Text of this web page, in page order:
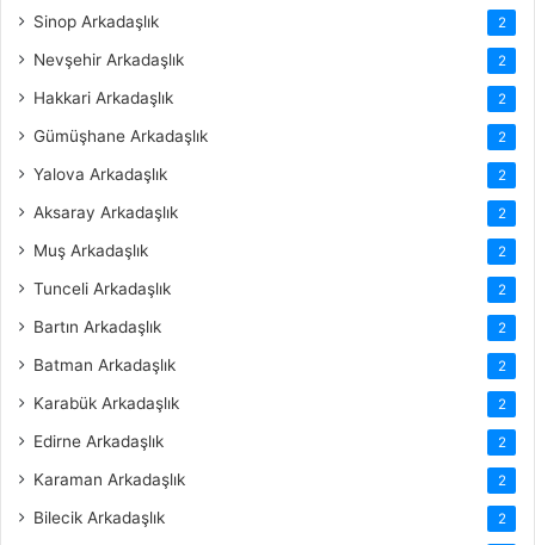
Sinop Arkadaşlık 2
Nevşehir Arkadaşlık 2
Hakkari Arkadaşlık 2
Gümüşhane Arkadaşlık 2
Yalova Arkadaşlık 2
Aksaray Arkadaşlık 2
Muş Arkadaşlık 2
Tunceli Arkadaşlık 2
Bartın Arkadaşlık 2
Batman Arkadaşlık 2
Karabük Arkadaşlık 2
Edirne Arkadaşlık 2
Karaman Arkadaşlık 2
Bilecik Arkadaşlık 2